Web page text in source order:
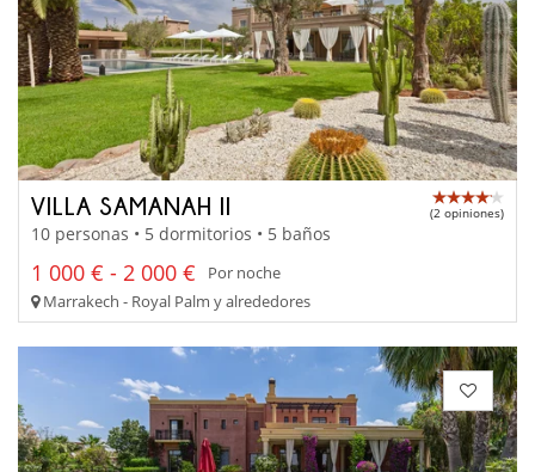
VILLA SAMANAH II (2 opiniones)
10 personas • 5 dormitorios • 5 baños
1 000 € - 2 000 €
Por noche
Marrakech - Royal Palm y alrededores